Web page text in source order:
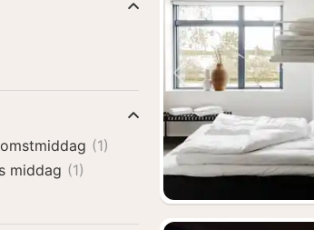
Forrige billede
(1)
middag (1)